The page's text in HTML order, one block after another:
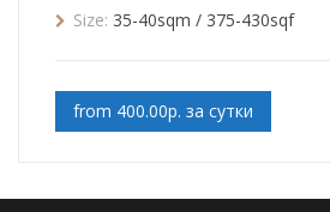
Size: 35-40sqm / 375-430sqf
from 400.00р. за сутки